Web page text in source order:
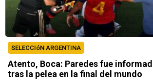
SELECCIóN ARGENTINA
Atento, Boca: Paredes fue
tras la pelea en la final del mundo